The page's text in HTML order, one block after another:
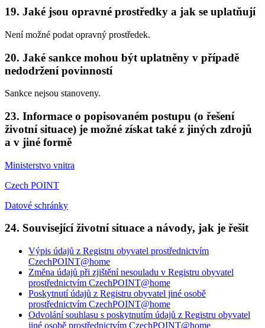
19. Jaké jsou opravné prostředky a jak se uplatňují
Není možné podat opravný prostředek.
20. Jaké sankce mohou být uplatněny v případě
nedodržení povinností
Sankce nejsou stanoveny.
23. Informace o popisovaném postupu (o řešení
životní situace) je možné získat také z jiných zdrojů
a v jiné formě
Ministerstvo vnitra
Czech POINT
Datové schránky
24. Související životní situace a návody, jak je řešit
Výpis údajů z Registru obyvatel prostřednictvím
CzechPOINT@home
Změna údajů při zjištění nesouladu v Registru obyvatel
prostřednictvím CzechPOINT@home
Poskytnutí údajů z Registru obyvatel jiné osobě
prostřednictvím CzechPOINT@home
Odvolání souhlasu s poskytnutím údajů z Registru obyvatel
jiné osobě prostřednictvím CzechPOINT@home